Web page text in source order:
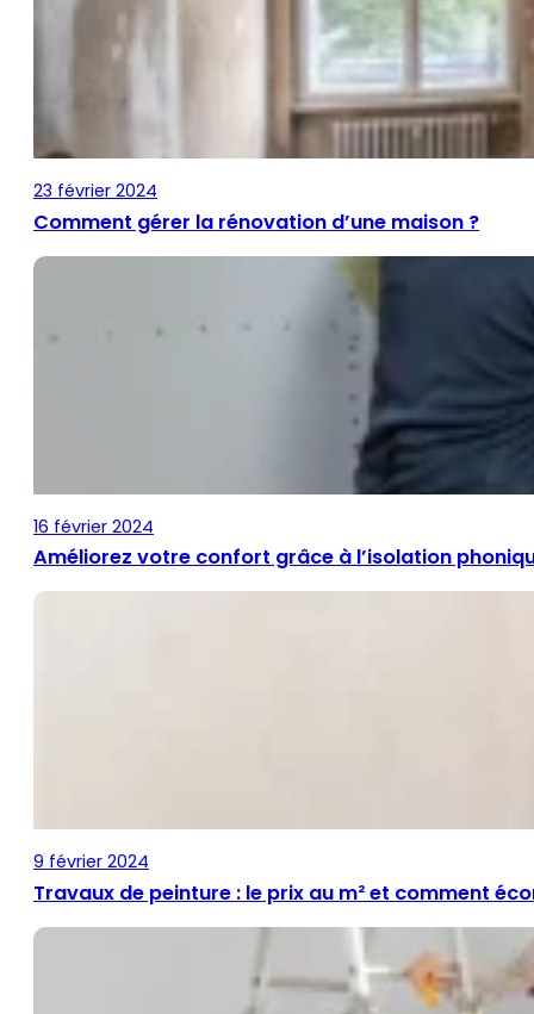
23 février 2024
Comment gérer la rénovation d’une maison ?
16 février 2024
Améliorez votre confort grâce à l’isolation
9 février 2024
Travaux de peinture : le prix au m² et comment